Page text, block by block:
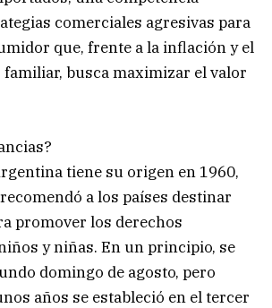
comerciales agresivas para
que, frente a la inflación y el
familiar, busca maximizar el valor
tiene su origen en 1960,
a los países destinar
promover los derechos
y niñas. En un principio, se
domingo de agosto, pero
años se estableció en el tercer